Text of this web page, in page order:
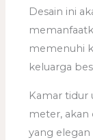
Desain ini
memenuhi
keluarga
Kamar tidur
meter, akan
yang